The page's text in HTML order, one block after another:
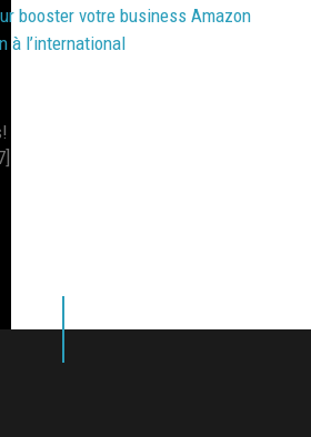
booster votre business Amazon
à l’international
]